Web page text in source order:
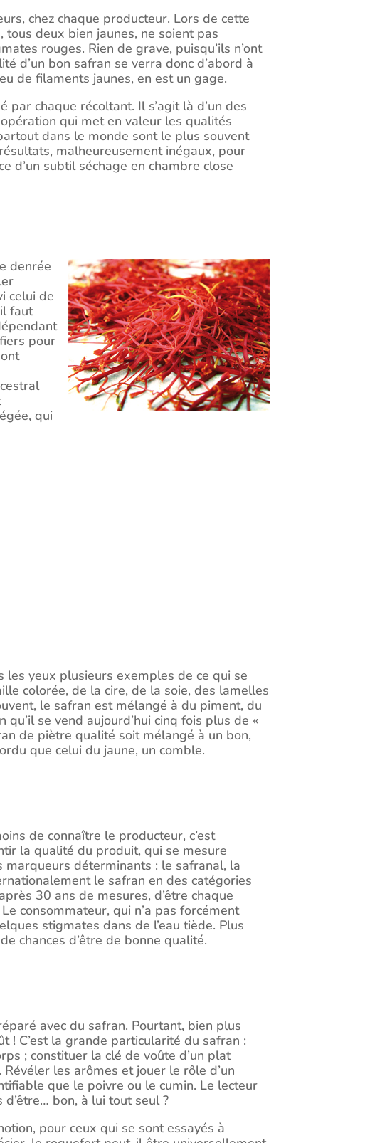
chez chaque producteur. Lors de cette
deux bien jaunes, ne soient pas
rouges. Rien de grave, puisqu’ils n’ont
d’un bon safran se verra donc d’abord à
de filaments jaunes, en est un gage.
chaque récoltant. Il s’agit là d’un des
qui met en valeur les qualités
dans le monde sont le plus souvent
malheureusement inégaux, pour
d’un subtil séchage en chambre close
denrée
celui de
faut
pour
qui
les yeux plusieurs exemples de ce qui se
colorée, de la cire, de la soie, des lamelles
le safran est mélangé à du piment, du
se vend aujourd’hui cinq fois plus de «
de piètre qualité soit mélangé à un bon,
que celui du jaune, un comble.
de connaître le producteur, c’est
la qualité du produit, qui se mesure
marqueurs déterminants : le safranal, la
le safran en des catégories
30 ans de mesures, d’être chaque
consommateur, qui n’a pas forcément
stigmates dans de l’eau tiède. Plus
chances d’être de bonne qualité.
avec du safran. Pourtant, bien plus
! C’est la grande particularité du safran :
; constituer la clé de voûte d’un plat
les arômes et jouer le rôle d’un
que le poivre ou le cumin. Le lecteur
bon, à lui tout seul ?
pour ceux qui se sont essayés à